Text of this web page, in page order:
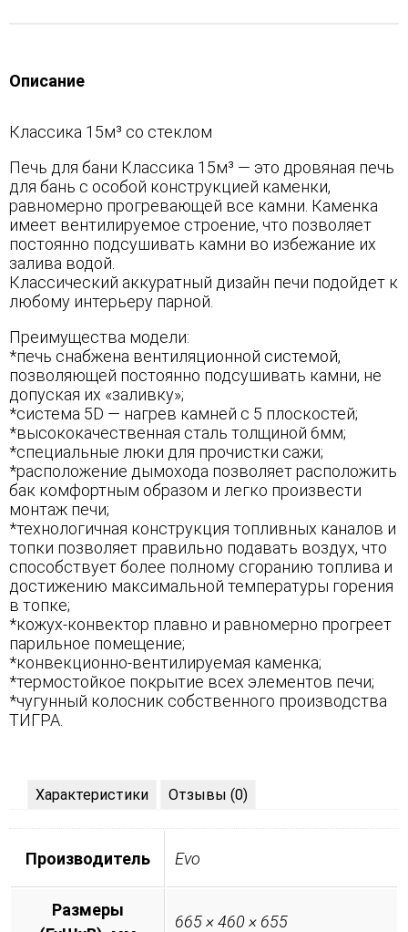
Описание
Классика 15м³ со стеклом
Печь для бани Классика 15м³ — это дровяная печь
для бань с особой конструкцией каменки,
равномерно прогревающей все камни. Каменка
имеет вентилируемое строение, что позволяет
постоянно подсушивать камни во избежание их
залива водой.
Классический аккуратный дизайн печи подойдет к
любому интерьеру парной.
Преимущества модели:
*печь снабжена вентиляционной системой,
позволяющей постоянно подсушивать камни, не
допуская их «заливку»;
*система 5D — нагрев камней с 5 плоскостей;
*высококачественная сталь толщиной 6мм;
*специальные люки для прочистки сажи;
*расположение дымохода позволяет расположить
бак комфортным образом и легко произвести
монтаж печи;
*технологичная конструкция топливных каналов и
топки позволяет правильно подавать воздух, что
способствует более полному сгоранию топлива и
достижению максимальной температуры горения
в топке;
*кожух-конвектор плавно и равномерно прогреет
парильное помещение;
*конвекционно-вентилируемая каменка;
*термостойкое покрытие всех элементов печи;
*чугунный колосник собственного производства
ТИГРА.
Характеристики Отзывы (0)
Производитель Evo
Размеры
665 × 460 × 655